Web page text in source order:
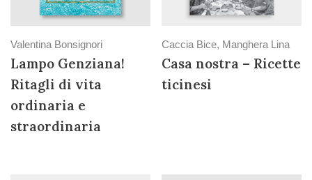
Valentina Bonsignori
Lampo Genziana!
Ritagli di vita
ordinaria e
straordinaria
Caccia Bice, Manghera Lina
Casa nostra – Ricette
ticinesi